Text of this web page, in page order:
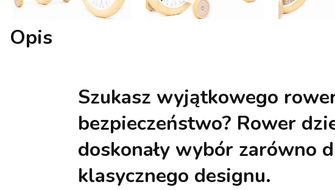
Opis
Szukasz wyjątkowego
bezpieczeństwo? Rower
doskonały wybór zarówno
klasycznego designu.